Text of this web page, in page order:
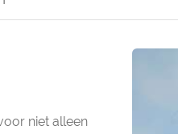
niet alleen